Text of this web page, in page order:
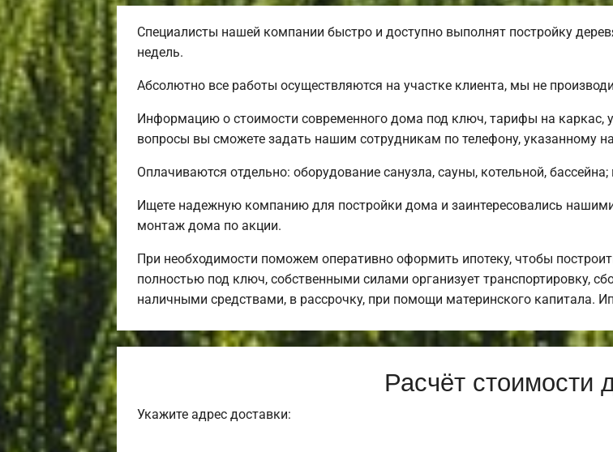
Специалисты нашей компании быстро и доступно выполнят постройку
недель.
Абсолютно все работы осуществляются на участке клиента, мы не
Информацию о стоимости современного дома под ключ, тарифы на
вопросы вы сможете задать нашим сотрудникам по телефону, указанному
Оплачиваются отдельно: оборудование санузла, сауны, котельной,
Ищете надежную компанию для постройки дома и заинтересовались
монтаж дома по акции.
При необходимости поможем оперативно оформить ипотеку, чтобы
полностью под ключ, собственными силами организует транспортировку,
наличными средствами, в рассрочку, при помощи материнского капитала.
Расчёт стоимости
Укажите адрес доставки: